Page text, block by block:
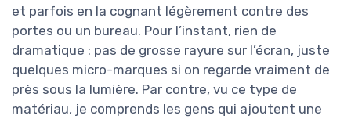
et parfois en la cognant légèrement contre des
portes ou un bureau. Pour l’instant, rien de
dramatique : pas de grosse rayure sur l’écran, juste
quelques micro-marques si on regarde vraiment de
près sous la lumière. Par contre, vu ce type de
matériau, je comprends les gens qui ajoutent une